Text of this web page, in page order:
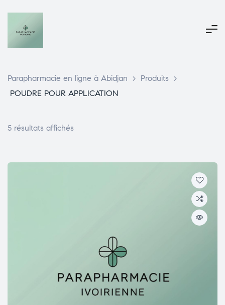
Parapharmacie en ligne à Abidjan > Produits
>
POUDRE POUR APPLICATION
5 résultats affichés